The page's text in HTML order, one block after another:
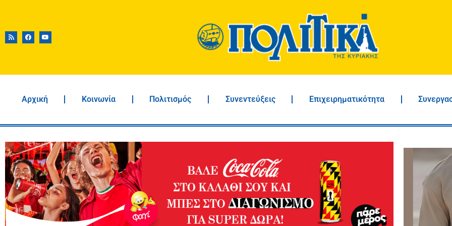
Αρχική Κοινωνία Πολιτισμός Συνεντεύξεις Επιχειρηματικότητα